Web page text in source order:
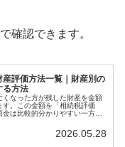
確認できます。
評価方法一覧｜財産別の
る方法
なった方が残した財産を金額
。この金額を「相続税評価
は比較的分かりやすい一方
2026.05.28